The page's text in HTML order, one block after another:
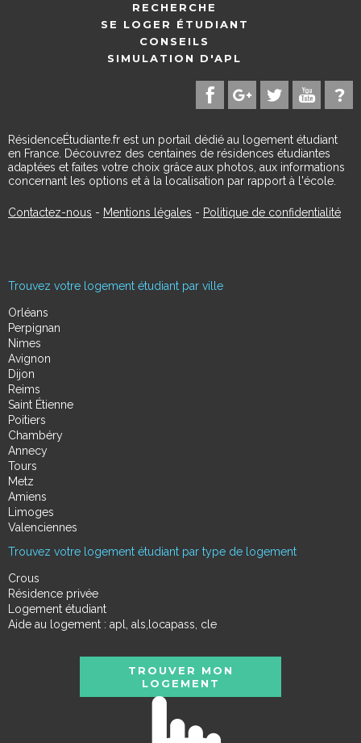
RECHERCHE
SE LOGER ÉTUDIANT
CONSEILS
SIMULATION D'APL
RésidenceÉtudiante.fr est un portail dédié au logement étudiant
en France. Découvrez des centaines de résidences étudiantes
adaptées et faites votre choix grâce aux photos, aux informations
concernant les options et à la localisation par rapport à l'école.
Contactez-nous - Mentions légales - Politique de confidentialité
Trouvez votre logement étudiant par ville
Orléans
Perpignan
Nimes
Avignon
Dijon
Reims
Saint Étienne
Poitiers
Chambéry
Annecy
Tours
Metz
Amiens
Limoges
Valenciennes
Trouvez votre logement étudiant par type de logement
Crous
Résidence privée
Logement étudiant
Aide au logement : apl, als,locapass, cle
TROUVER MON
LOGEMENT